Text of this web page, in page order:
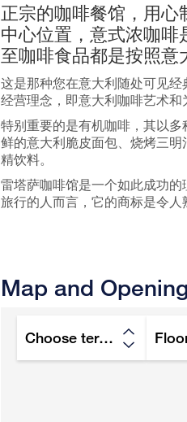
正宗的咖啡餐馆，用
中心位置，意式浓咖
至咖啡食品都是按照意
这是那种您在意大利随处可见
经营理念，即意大利咖啡艺术和
特别重要的是有机咖啡，其以
鲜的意大利脆皮面包、烧烤三
精饮料。
雷塔萨咖啡馆是一个如此成功
旅行的人而言，它的商标是令人
Map and